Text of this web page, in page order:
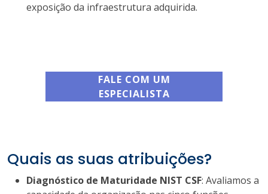
exposição da infraestrutura adquirida.
FALE COM UM
ESPECIALISTA
Quais as suas atribuições?
Diagnóstico de Maturidade NIST CSF: Avaliamos a